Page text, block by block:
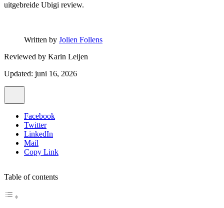
uitgebreide Ubigi review.
Written by Jolien Follens
Reviewed by Karin Leijen
Updated: juni 16, 2026
Facebook
Twitter
LinkedIn
Mail
Copy Link
Table of contents